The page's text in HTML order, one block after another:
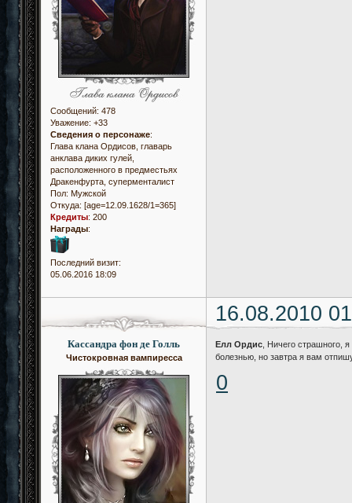
Сообщений: 478
Уважение: +33
Сведения о персонаже:
Глава клана Ордисов, главарь
анклава диких гулей,
расположенного в предместьях
Дракенфурта, суперменталист
Пол: Мужской
Откуда: [age=12.09.1628/1=365]
Кредиты: 200
Награды:
Последний визит:
05.06.2016 18:09
16.08.2010
Кассандра фон де Голль
Чистокровная вампиресса
Елл Ордис , Ничего страшного,
болезнью, но завтра я вам
0